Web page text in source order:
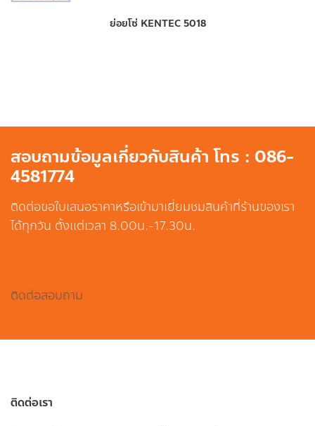
ย่อยโซ่ KENTEC 5018
สอบถามข้อมูลเกี่ยวกับสินค้า โทร : 086-
4581774
ติดต่อขอใบเสนอราคาหรือเข้ามาเยี่ยมชมสินค้าที่ร้านของเรา
ได้ทุกวัน ตั้งแต่เวลา 8.00น.-17.30น.
ติดต่อสอบถาม
ติดต่อเรา